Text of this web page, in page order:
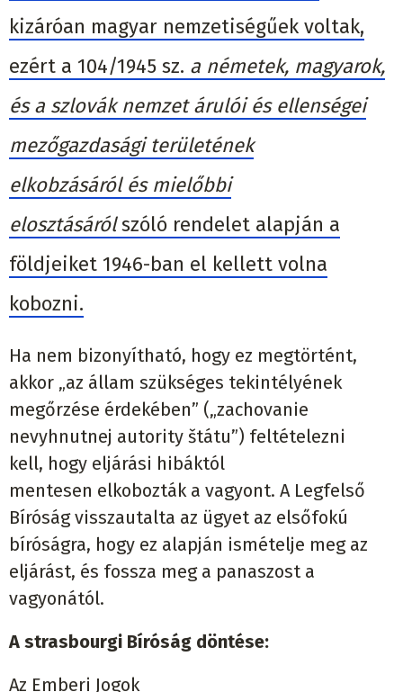
kizáróan magyar nemzetiségűek voltak,
ezért a 104/1945 sz. a németek, magyarok,
és a szlovák nemzet árulói és ellenségei
mezőgazdasági területének
elkobzásárólés mielőbbi
elosztásárólszóló rendelet alapján a
földjeiket 1946-ban el kellett volna
kobozni.
Ha nem bizonyítható, hogy ez megtörtént,
akkor „az állam szükséges tekintélyének
megőrzése érdekében” („zachovanie
nevyhnutnej autority štátu”) feltételezni
kell, hogy eljárási hibáktól
mentesen elkobozták a vagyont. A Legfelső
Bíróság visszautalta az ügyet az elsőfokú
bíróságra, hogy ez alapján ismételje meg az
eljárást, és fossza meg a panaszost a
vagyonától.
A strasbourgi Bíróság döntése:
Az Emberi Jogok